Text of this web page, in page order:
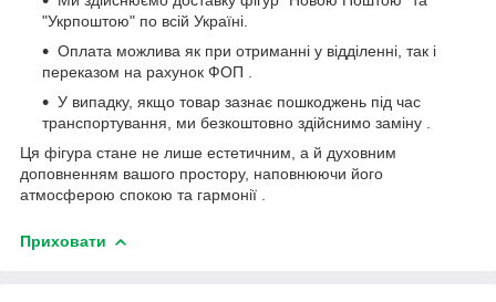
"Укрпоштою" по всій Україні.
Оплата можлива як при отриманні у відділенні, так і
переказом на рахунок ФОП .
У випадку, якщо товар зазнає пошкоджень під час
транспортування, ми безкоштовно здійснимо заміну .
Ця фігура стане не лише естетичним, а й духовним
доповненням вашого простору, наповнюючи його
атмосферою спокою та гармонії .
Приховати